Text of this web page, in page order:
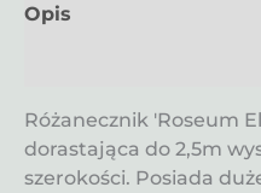
Opis
Różanecznik 'Roseum
dorastająca do 2,5m
szerokości. Posiada